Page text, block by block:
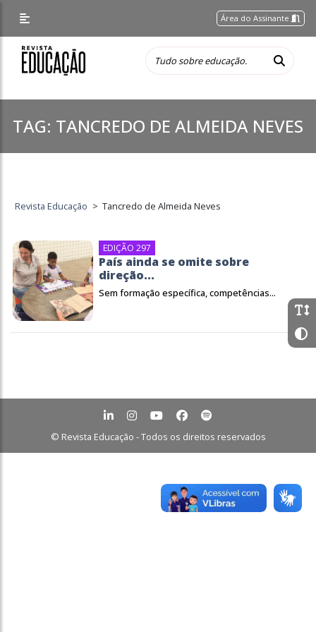
Área do Assinante
TAG: TANCREDO DE ALMEIDA NEVES
Revista Educação > Tancredo de Almeida Neves
EDIÇÃO 297
País ainda se omite sobre
direção...
Sem formação específica, competências...
© Revista Educação - Todos os direitos reservados